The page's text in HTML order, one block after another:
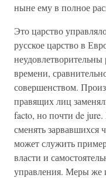
ныне ему в полное
Это царство
русское царство в
неудовлетворительны
времени,
совершенством.
правящих лиц
facto, но почти de
сменять зарвавшихся
может служить
власти и
управления. Меры же